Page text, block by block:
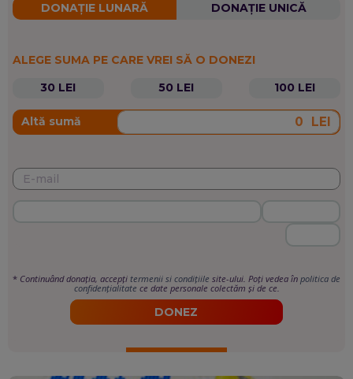
DONAȚIE LUNARĂ DONAȚIE UNICĂ
ALEGE SUMA PE CARE VREI SĂ O DONEZI
30 LEI
50 LEI 100 LEI
Altă sumă LEI
* Continuând donația, accepți termenii si condițiile site-ului. Poți vedea în politica de
confidențialitate ce date personale colectăm și de ce.
DONEZ